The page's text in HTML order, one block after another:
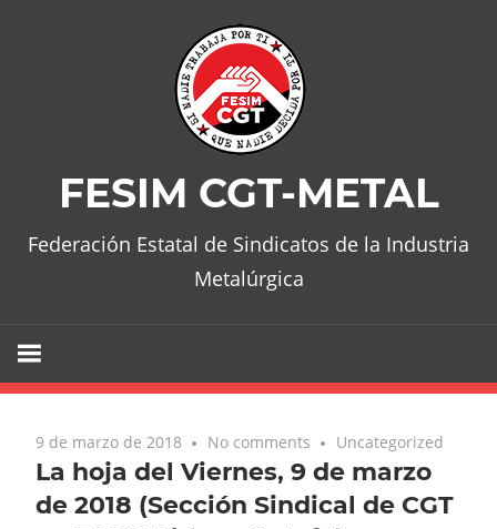
FESIM CGT-METAL
Federación Estatal de Sindicatos de la Industria
Metalúrgica
9 de marzo de 2018 No comments Uncategorized
La hoja del Viernes, 9 de marzo
de 2018 (Sección Sindical de CGT